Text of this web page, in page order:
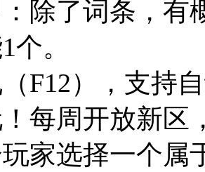
除了词条，有
个。
F12），支持
每周开放新区
家选择一个属